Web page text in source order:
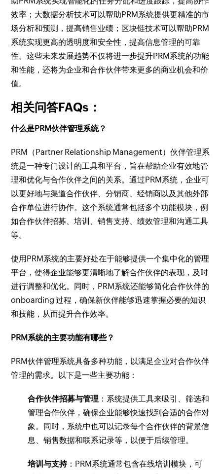
效率；大数据分析技术可以帮助PRM系统提供更精准的市
场分析和预测，提高销售业绩；区块链技术可以帮助PRM
系统实现更高的透明度和安全性，提高信息管理的可靠
性。这些未来发展趋势不仅将进一步提升PRM系统的功能
和性能，还将为企业和合作伙伴带来更多的商业机会和价
值。
相关问答FAQs：
什么是PRM伙伴管理系统？
PRM（Partner Relationship Management）伙伴管理系
统是一种专门设计的工具和平台，旨在帮助企业有效地管
理和优化与合作伙伴之间的关系。通过PRM系统，企业可
以更好地与渠道合作伙伴、分销商、经销商以及其他外部
合作单位进行协作。这个系统通常包括多个功能模块，例
如合作伙伴招募、培训、销售支持、绩效管理和沟通工具
等。
使用PRM系统的主要好处在于能够提供一个集中化的管理
平台，使得企业能够更清晰地了解合作伙伴的表现，及时
进行调整和优化。同时，PRM系统还能够简化合作伙伴的
onboarding 过程，确保新伙伴能够迅速掌握必要的知识
和技能，从而提升合作效率。
PRM系统的主要功能有哪些？
PRM伙伴管理系统具备多种功能，以满足企业对合作伙伴
管理的需求。以下是一些主要功能：
合作伙伴招募与管理 ：系统提供工具来吸引、筛选和
管理合作伙伴，确保企业能够快速找到合适的合作对
象。同时，系统中也可以记录每个合作伙伴的背景信
息、销售数据和联系记录等，以便于后续管理。
培训与支持：PRM系统通常包含在线培训模块，可